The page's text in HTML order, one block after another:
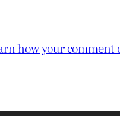
how your comment